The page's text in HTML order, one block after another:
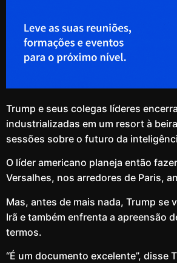
Trump e seus colegas líderes
industrializadas em um resort à
sessões sobre o futuro da
O líder americano planeja então
Versalhes, nos arredores de Paris,
Mas, antes de mais nada, Trump se
Irã e também enfrenta a apreensão
termos.
“É um documento excelente”,